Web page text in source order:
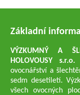
Základní
VÝZKUMNÝ A
HOLOVOUSY
ovocnářství a
sedm desetiletí.
všech ovocných